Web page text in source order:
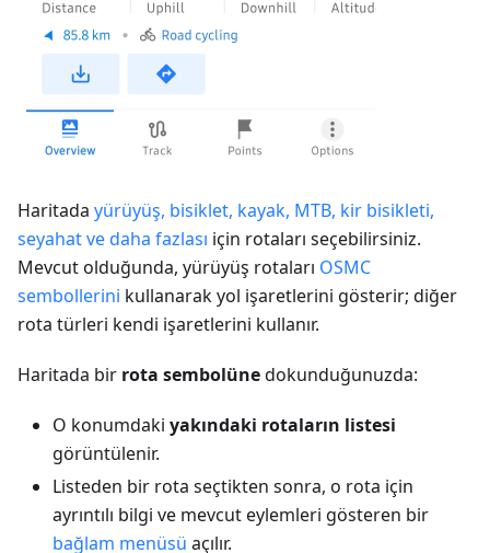
Haritada yürüyüş, bisiklet, kayak, MTB, kir bisikleti,
seyahat ve daha fazlası için rotaları seçebilirsiniz.
Mevcut olduğunda, yürüyüş rotaları OSMC
sembollerini kullanarak yol işaretlerini gösterir; diğer
rota türleri kendi işaretlerini kullanır.
Haritada bir rota sembolünedokunduğunuzda:
O konumdaki yakındaki rotaların listesi
görüntülenir.
Listeden bir rota seçtikten sonra, o rota için
ayrıntılı bilgi ve mevcut eylemleri gösteren bir
bağlam menüsü açılır.